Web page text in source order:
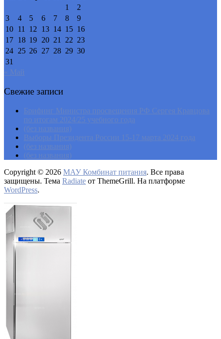
1
2
3
4 5 6 7 8
9
10 11 12 13 14 15 16
17 18 19 20 21 22 23
24 25 26 27 28 29 30
31
« Май
Свежие записи
Брифинг Министра просвещения РФ Сергея Кравцова
по итогам 2024/25 учебного года
(без названия)
Выборы Президента России 15-17 марта 2024 года
(без названия)
(без названия)
Copyright © 2026 МАУ Комбинат питания. Все права
защищены. Тема Radiate от ThemeGrill. На платформе
WordPress.